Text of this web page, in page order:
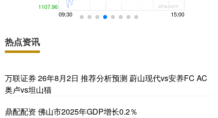
热点资讯
万联证券 26年8月2日 推荐分析预测 蔚山现代vs安养FC AC
奥卢vs坦山猫
鼎配配资 佛山市2025年GDP增长0.2％